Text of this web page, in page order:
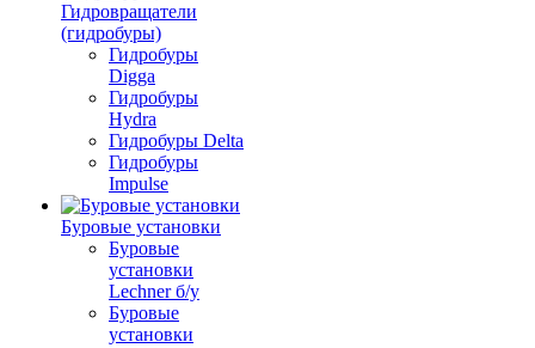
Гидровращатели
(гидробуры)
Гидробуры
Digga
Гидробуры
Hydra
Гидробуры Delta
Гидробуры
Impulse
Буровые установки
Буровые
установки
Lechner б/у
Буровые
установки